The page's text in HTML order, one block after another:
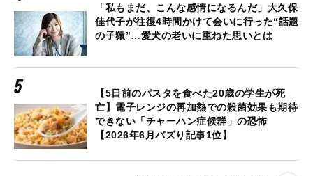
「私もまだ、こんな感情になるんだ」大久保
佳代子が往復4時間かけて会いに行った“話題
の子猿”…愛犬の老いに重ねた思いとは
【5日前のパスタを食べた20歳の学生が死
亡】電子レンジの再加熱での殺菌効果も期待
できない「チャーハン症候群」の恐怖
【2026年6月バズり記事1位】